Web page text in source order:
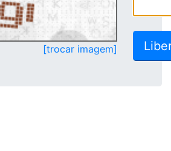
[trocar imagem]